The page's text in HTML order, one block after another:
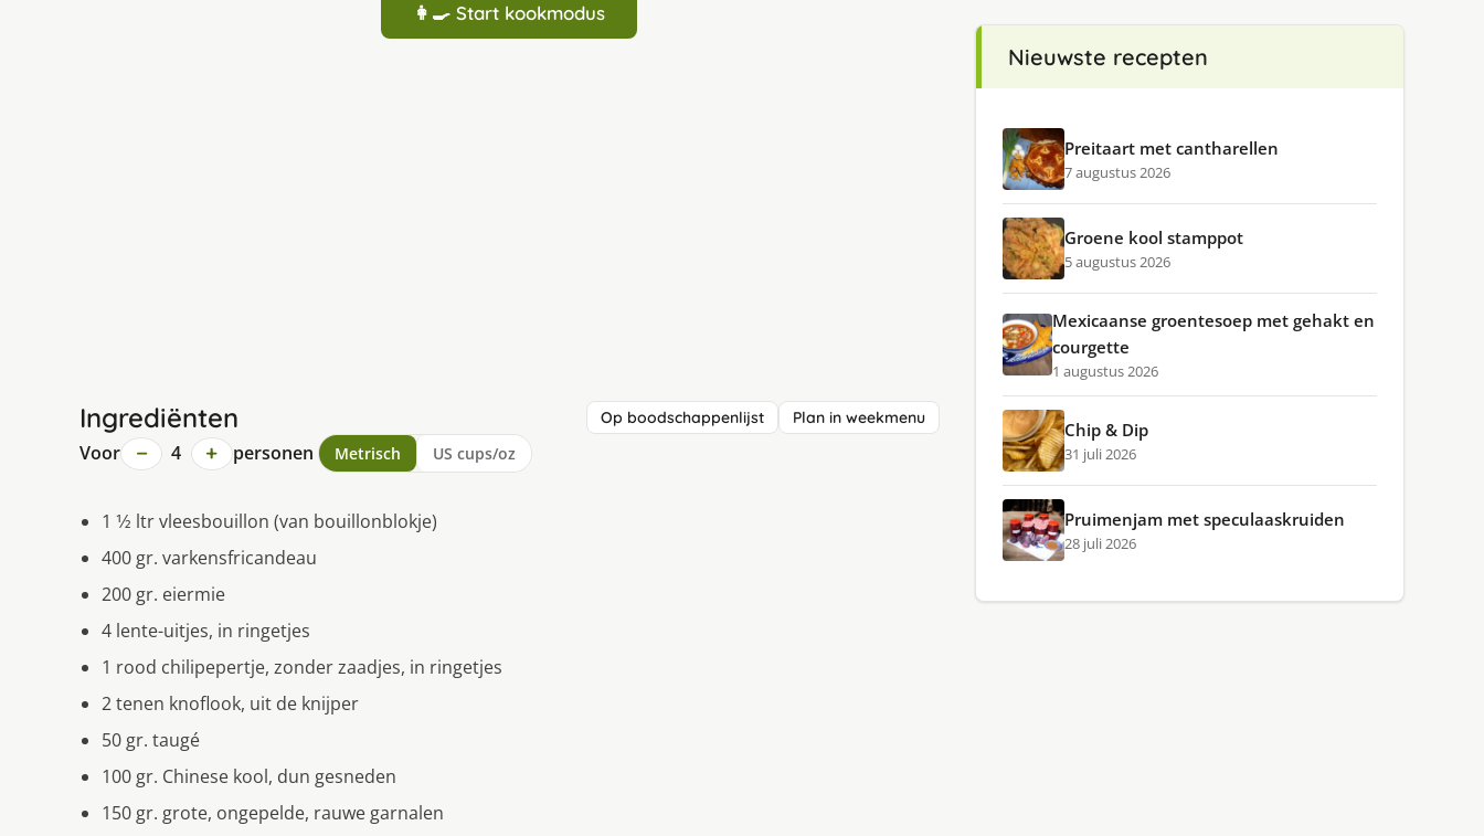
👩‍🍳 Start kookmodus
Ingrediënten Op boodschappenlijst Plan in weekmenu
Voor − 4 + personen Metrisch US cups/oz
1 1⁄2 ltr vleesbouillon (van bouillonblokje)
400 gr. varkensfricandeau
200 gr. eiermie
4 lente-uitjes, in ringetjes
1 rood chilipepertje, zonder zaadjes, in ringetjes
2 tenen knoflook, uit de knijper
50 gr. taugé
100 gr. Chinese kool, dun gesneden
150 gr. grote, ongepelde, rauwe garnalen
Nieuwste recepten
Preitaart met cantharellen
7 augustus 2026
Groene kool stamppot
5 augustus 2026
Mexicaanse groentesoep met gehakt en
courgette
1 augustus 2026
Chip & Dip
31 juli 2026
Pruimenjam met speculaaskruiden
28 juli 2026